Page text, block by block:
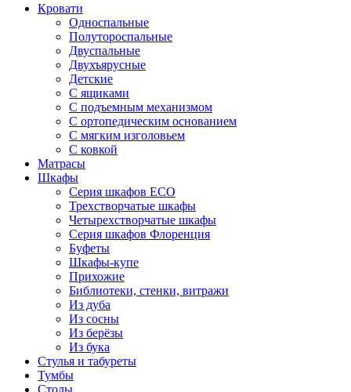
Кровати
Односпальные
Полутороспальные
Двуспальные
Двухъярусные
Детские
С ящиками
С подъемным механизмом
С ортопедическим основанием
С мягким изголовьем
С ковкой
Матрасы
Шкафы
Серия шкафов ECO
Трехстворчатые шкафы
Четырехстворчатые шкафы
Серия шкафов Флоренция
Буфеты
Шкафы-купе
Прихожие
Библиотеки, стенки, витражи
Из дуба
Из сосны
Из берёзы
Из бука
Стулья и табуреты
Тумбы
Столы